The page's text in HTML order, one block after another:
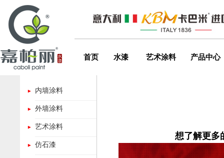
首页 水漆 艺术涂料 产品中心
内墙涂料
外墙涂料
艺术涂料
仿石漆
想了解更多